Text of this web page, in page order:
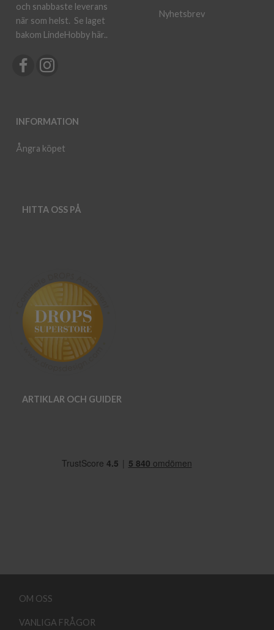
och snabbaste leverans
när som helst. Se laget
bakom LindeHobby här..
INFORMATION
Ångra köpet
Nyhetsbrev
HITTA OSS PÅ
ARTIKLAR OCH GUIDER
OM OSS
VANLIGA FRÅGOR